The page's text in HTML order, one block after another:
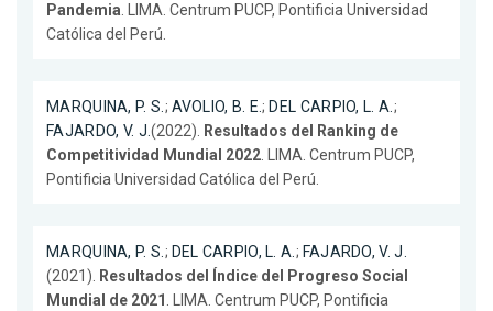
Pandemia. LIMA. Centrum PUCP, Pontificia Universidad
Católica del Perú.
MARQUINA, P. S.; AVOLIO, B. E.; DEL CARPIO, L. A.;
FAJARDO, V. J.(2022). Resultados del Ranking de
Competitividad Mundial 2022. LIMA. Centrum PUCP,
Pontificia Universidad Católica del Perú.
MARQUINA, P. S.; DEL CARPIO, L. A.; FAJARDO, V. J.
(2021). Resultados del Índice del Progreso Social
Mundial de 2021 . LIMA. Centrum PUCP, Pontificia